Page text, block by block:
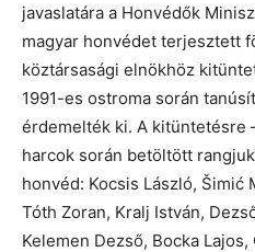
javaslatára a Honvédők
magyar honvédet terjesztett
köztársasági elnökhöz
1991-es ostroma során
érdemelték ki. A kitüntetésre
harcok során betöltött
honvéd: Kocsis László, Šimić
Tóth Zoran, Kralj István,
Kelemen Dezső, Bocka